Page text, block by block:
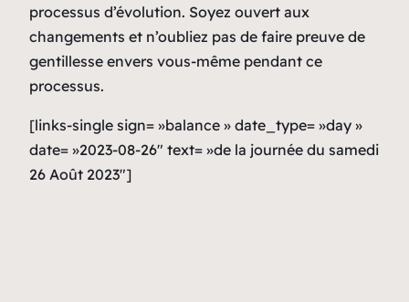
processus d’évolution. Soyez ouvert aux
changements et n’oubliez pas de faire preuve de
gentillesse envers vous-même pendant ce
processus.
[links-single sign= »balance » date_type= »day »
date= »2023-08-26″ text= »de la journée du samedi
26 Août 2023″]